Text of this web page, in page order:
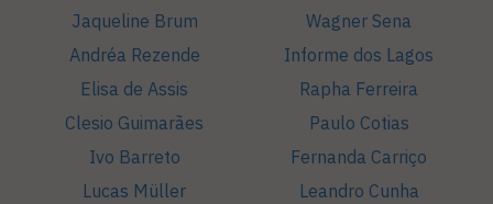
Jaqueline Brum
Andréa Rezende
Elisa de Assis
Clesio Guimarães
Ivo Barreto
Lucas Müller
Wagner Sena
Informe dos Lagos
Rapha Ferreira
Paulo Cotias
Fernanda Carriço
Leandro Cunha